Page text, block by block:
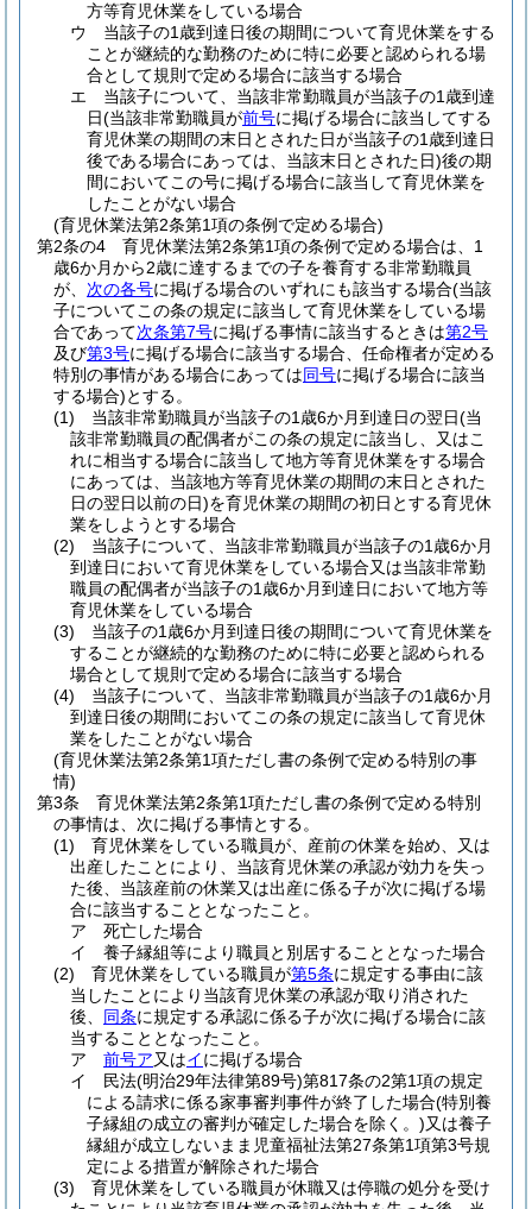
方等育児休業をしている場合
ウ
当該子の1歳到達日後の期間について育児休業をする
ことが継続的な勤務のために特に必要と認められる場
合として規則で定める場合に該当する場合
エ
当該子について、当該非常勤職員が当該子の1歳到達
日(当該非常勤職員が前号に掲げる場合に該当してする
育児休業の期間の末日とされた日が当該子の1歳到達日
後である場合にあっては、当該末日とされた日)後の期
間においてこの号に掲げる場合に該当して育児休業を
したことがない場合
(育児休業法第2条第1項の条例で定める場合)
第2条の4
育児休業法第2条第1項の条例で定める場合は、1
歳6か月から2歳に達するまでの子を養育する非常勤職員
が、 次の各号に掲げる場合のいずれにも該当する場合(当該
子についてこの条の規定に該当して育児休業をしている場
合であって次条第7号に掲げる事情に該当するときは第2号
及び第3号に掲げる場合に該当する場合、任命権者が定める
特別の事情がある場合にあっては同号に掲げる場合に該当
する場合)とする。
(1)
当該非常勤職員が当該子の1歳6か月到達日の翌日(当
該非常勤職員の配偶者がこの条の規定に該当し、又はこ
れに相当する場合に該当して地方等育児休業をする場合
にあっては、当該地方等育児休業の期間の末日とされた
日の翌日以前の日)を育児休業の期間の初日とする育児休
業をしようとする場合
(2)
当該子について、当該非常勤職員が当該子の1歳6か月
到達日において育児休業をしている場合又は当該非常勤
職員の配偶者が当該子の1歳6か月到達日において地方等
育児休業をしている場合
(3)
当該子の1歳6か月到達日後の期間について育児休業を
することが継続的な勤務のために特に必要と認められる
場合として規則で定める場合に該当する場合
(4)
当該子について、当該非常勤職員が当該子の1歳6か月
到達日後の期間においてこの条の規定に該当して育児休
業をしたことがない場合
(育児休業法第2条第1項ただし書の条例で定める特別の事
情)
第3条
育児休業法第2条第1項ただし書の条例で定める特別
の事情は、次に掲げる事情とする。
(1)
育児休業をしている職員が、産前の休業を始め、又は
出産したことにより、当該育児休業の承認が効力を失っ
た後、当該産前の休業又は出産に係る子が次に掲げる場
合に該当することとなったこと。
ア
死亡した場合
イ
養子縁組等により職員と別居することとなった場合
(2)
育児休業をしている職員が第5条に規定する事由に該
当したことにより当該育児休業の承認が取り消された
後、 同条に規定する承認に係る子が次に掲げる場合に該
当することとなったこと。
ア
前号ア又はイに掲げる場合
イ
民法(明治29年法律第89号)第817条の2第1項の規定
による請求に係る家事審判事件が終了した場合(特別養
子縁組の成立の審判が確定した場合を除く。)又は養子
縁組が成立しないまま児童福祉法第27条第1項第3号規
定による措置が解除された場合
(3)
育児休業をしている職員が休職又は停職の処分を受け